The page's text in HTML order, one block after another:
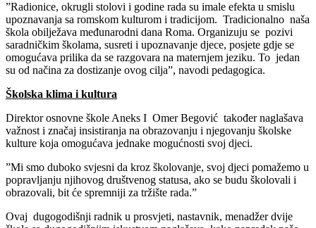
”Radionice, okrugli stolovi i godine rada su imale efekta u smislu
upoznavanja sa romskom kulturom i tradicijom. Tradicionalno naša
škola obilježava međunarodni dana Roma. Organizuju se pozivi
saradničkim školama, susreti i upoznavanje djece, posjete gdje se
omogućava prilika da se razgovara na maternjem jeziku. To jedan
su od načina za dostizanje ovog cilja”, navodi pedagogica.
Školska klima i kultura
Direktor osnovne škole Aneks I Omer Begović također naglašava
važnost i značaj insistiranja na obrazovanju i njegovanju školske
kulture koja omogućava jednake mogućnosti svoj djeci.
”Mi smo duboko svjesni da kroz školovanje, svoj djeci pomažemo u
popravljanju njihovog društvenog statusa, ako se budu školovali i
obrazovali, bit će spremniji za tržište rada.”
Ovaj dugogodišnji radnik u prosvjeti, nastavnik, menadžer dvije